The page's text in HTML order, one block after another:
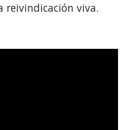
reivindicación viva.